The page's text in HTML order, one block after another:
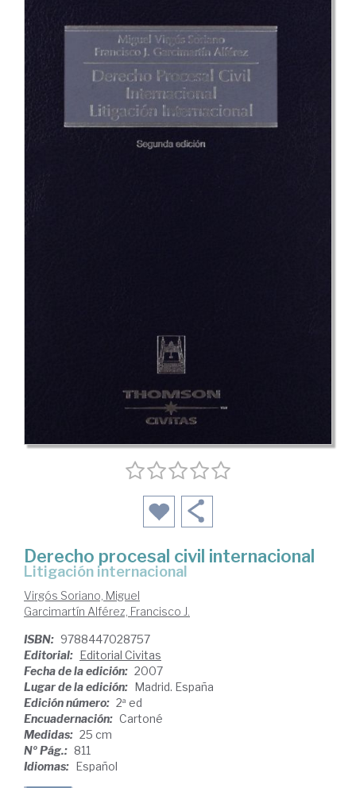
Derecho procesal civil internacional
litigación internacional
Virgós Soriano, Miguel
Garcimartín Alférez, Francisco J.
ISBN: 9788447028757
Editorial: Editorial Civitas
Fecha de la edición: 2007
Lugar de la edición: Madrid. España
Edición número: 2ª ed
Encuadernación: Cartoné
Medidas: 25 cm
Nº Pág.: 811
Idiomas: Español